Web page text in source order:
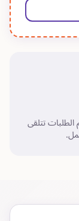
24 ساعة. معظم الطلبات تتلقى